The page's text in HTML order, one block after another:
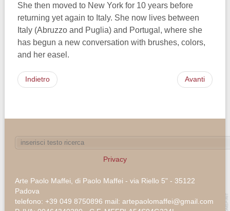
She then moved to New York for 10 years before
returning yet again to Italy. She now lives between
Italy (Abruzzo and Puglia) and Portugal, where she
has begun a new conversation with brushes, colors,
and her easel.
Indietro Avanti
Privacy
Arte Paolo Maffei, di Paolo Maffei - via Riello 5" - 35122
Padova
telefono: +39 049 8750896 mail: artepaolomaffei@gmail.com